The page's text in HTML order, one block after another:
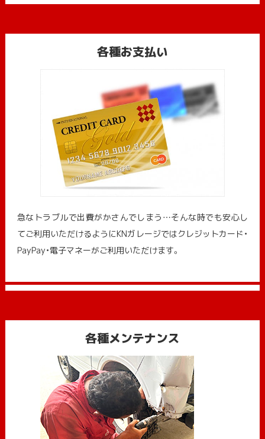
各種お支払い
急なトラブルで出費がかさんでしまう…そんな時でも安心し
てご利用いただけるようにKNガレージではクレジットカード・
PayPay・電子マネーがご利用いただけます。
各種メンテナンス